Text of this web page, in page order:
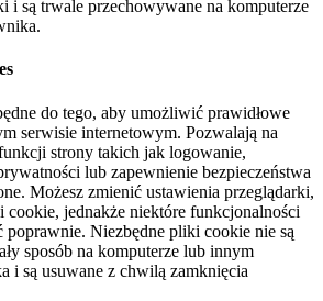
i są trwale przechowywane na komputerze
do tego, aby umożliwić prawidłowe
serwisie internetowym. Pozwalają na
strony takich jak logowanie,
lub zapewnienie bezpieczeństwa
Możesz zmienić ustawienia przeglądarki,
jednakże niektóre funkcjonalności
poprawnie. Niezbędne pliki cookie nie są
sposób na komputerze lub innym
i są usuwane z chwilą zamknięcia